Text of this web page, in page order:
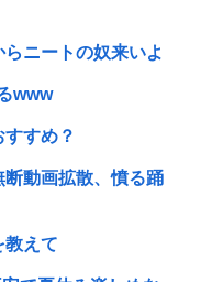
ニートの奴来いよ
www
すめ？
動画拡散、憤る踊
教えて